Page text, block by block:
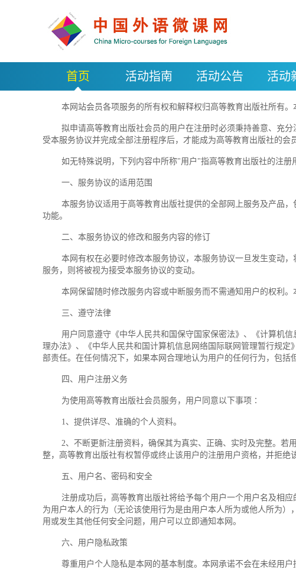
首页 活动指南 活动公告 活动
本网站会员各项服务的所有权和解释权归高等教育出版社所有。
拟申请高等教育出版社会员的用户在注册时必须秉持善意、充分
受本服务协议并完成全部注册程序后，才能成为高等教育出版社的会
如无特殊说明，下列内容中所称"用户"指高等教育出版社的注册
一、服务协议的适用范围
本服务协议适用于高等教育出版社提供的全部网上服务及产品，
功能。
二、本服务协议的修改和服务内容的修订
本网有权在必要时修改本服务协议，本服务协议一旦发生变动，
服务，则将被视为接受本服务协议的变动。
本网保留随时修改服务内容或中断服务而不需通知用户的权利。
三、遵守法律
用户同意遵守《中华人民共和国保守国家保密法》、《计算机信
理办法》、《中华人民共和国计算机信息网络国际联网管理暂行规
部责任。在任何情况下，如果本网合理地认为用户的任何行为，包
四、用户注册义务
为使用高等教育出版社会员服务，用户同意以下事项∶
1、提供详尽、准确的个人资料。
2、不断更新注册资料，确保其为真实、正确、实时及完整。若用
整，高等教育出版社有权暂停或终止该用户的注册用户资格，并拒绝
五、用户名、密码和安全
注册成功后，高等教育出版社将给予每个用户一个用户名及相应
为用户本人的行为（无论该使用行为是由用户本人所为或他人所为
用或发生其他任何安全问题，用户可以立即通知本网。
六、用户隐私政策
尊重用户个人隐私是本网的基本制度。本网承诺不会在未经用户